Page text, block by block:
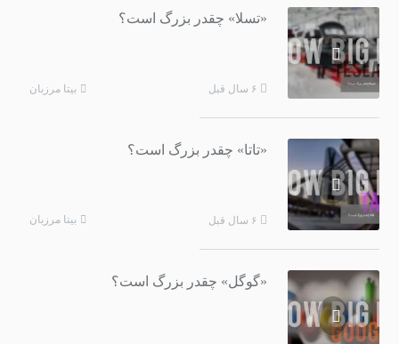
«تسلا» چقدر بزرگ است؟
۶ سال قبل بیتا مرزبان
«تاتا» چقدر بزرگ است؟
۶ سال قبل بیتا مرزبان
«گوگل» چقدر بزرگ است؟